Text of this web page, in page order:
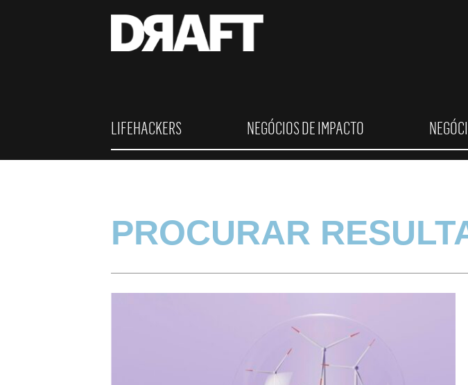
LIFEHACKERS NEGÓCIOS DE IMPACTO
PROCURAR